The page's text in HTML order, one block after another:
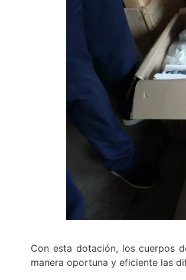
Con esta dotación, los cuerpos
manera oportuna y eficiente las